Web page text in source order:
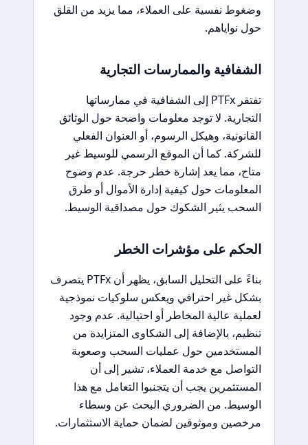
وضغوط نفسية على العملاء، مما يزيد من القلق
حول نواياهم.
الشفافية والممارسات التجارية
تفتقر PTFx إلى الشفافية في ممارساتها
التجارية. لا توجد معلومات واضحة حول الوثائق
القانونية، وهيكل الرسوم، أو العنوان الفعلي
للشركة. كما أن الموقع الرسمي للوسيط غير
متاح، مما يعد إشارة خطر حرجة. عدم وضوح
المعلومات حول كيفية إدارة الأموال أو طرق
السحب يثير الشكوك حول مصداقية الوسيط.
الحكم على مؤشرات الخطر
بناءً على التحليل السابق، يظهر أن PTFx يتصرف
بشكل غير احترافي ويعكس سلوكيات نموذجية
لعملية عالية المخاطر أو احتيالية. عدم وجود
تنظيم، بالإضافة إلى الشكاوى المتزايدة من
المستخدمين حول عمليات السحب وصعوبة
التواصل مع خدمة العملاء، تشير إلى أن
المستثمرين يجب أن يتجنبوا التعامل مع هذا
الوسيط. من الضروري البحث عن وسطاء
مرخصين وموثوقين لضمان حماية الاستثمارات.